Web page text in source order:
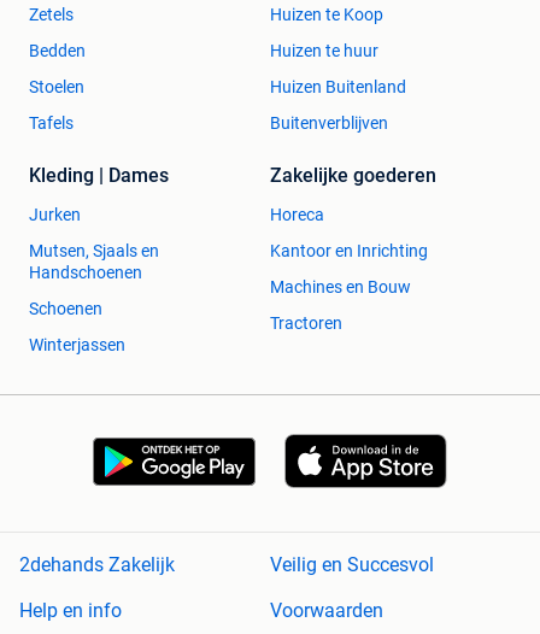
Zetels
Bedden
Stoelen
Tafels
Huizen te Koop
Huizen te huur
Huizen Buitenland
Buitenverblijven
Kleding | Dames
Jurken
Mutsen, Sjaals en
Handschoenen
Schoenen
Winterjassen
Zakelijke goederen
Horeca
Kantoor en Inrichting
Machines en Bouw
Tractoren
2dehands Zakelijk
Veilig en Succesvol
Help en info
Voorwaarden